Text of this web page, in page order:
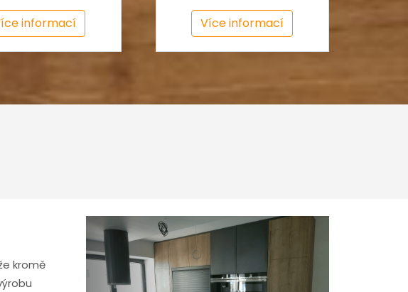
informací Více informací
kromě